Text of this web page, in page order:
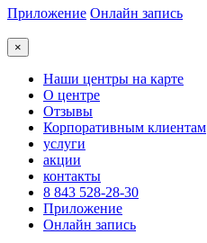
Приложение Онлайн запись
×
Наши центры на карте
О центре
Отзывы
Корпоративным клиентам
услуги
акции
контакты
8 843 528-28-30
Приложение
Онлайн запись